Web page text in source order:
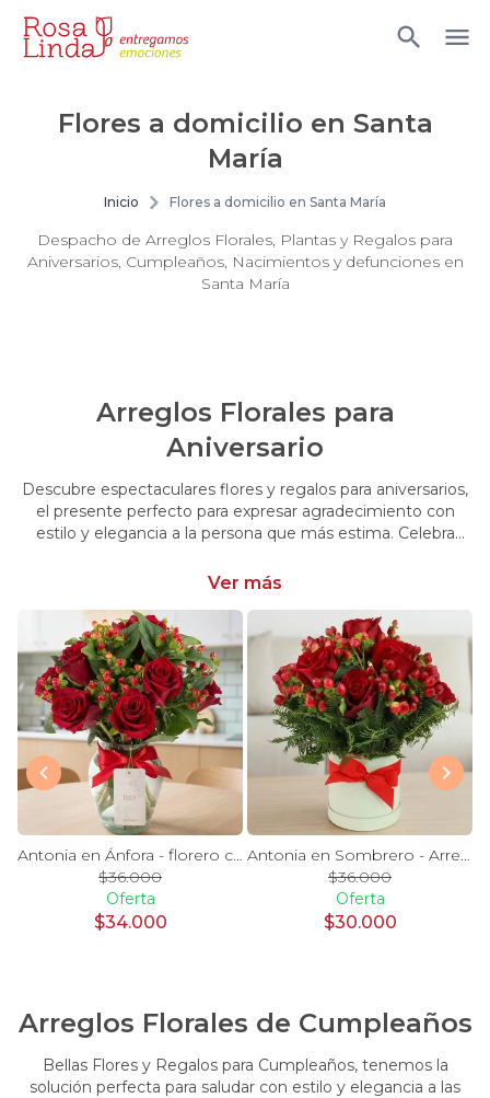
Flores a domicilio en Santa
María
Inicio Flores a domicilio en Santa María
Despacho de Arreglos Florales, Plantas y Regalos para
Aniversarios, Cumpleaños, Nacimientos y defunciones en
Santa María
Arreglos Florales para
Aniversario
Descubre espectaculares flores y regalos para aniversarios,
el presente perfecto para expresar agradecimiento con
estilo y elegancia a la persona que más estima. Celebra
significativa.
Ver más
Antonia en Ánfora - florero con 9 rosas rojo e hypericum
$36.000
Oferta
$34.000
Antonia en Sombrero - Arreglo 9 rosas rojo e hypericum
$36.000
Oferta
$30.000
Arreglos Florales de Cumpleaños
Bellas Flores y Regalos para Cumpleaños, tenemos la
solución perfecta para saludar con estilo y elegancia a las